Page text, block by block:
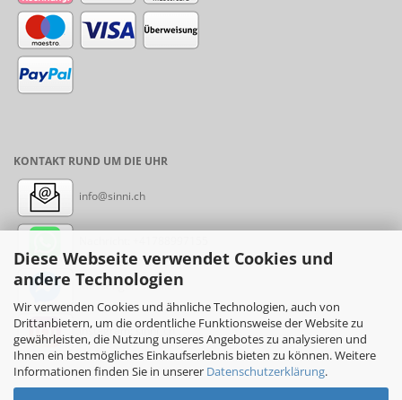
Diese Webseite verwendet Cookies und
andere Technologien
Wir verwenden Cookies und ähnliche Technologien, auch von
Drittanbietern, um die ordentliche Funktionsweise der Website zu
gewährleisten, die Nutzung unseres Angebotes zu analysieren und
Ihnen ein bestmögliches Einkaufserlebnis bieten zu können. Weitere
Informationen finden Sie in unserer Datenschutzerklärung.
KONTAKT RUND UM DIE UHR
info@sinni.ch
Messenger: sinni.ch
Instagram: sinni_ch